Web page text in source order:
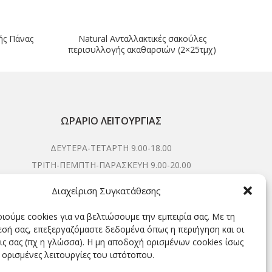
Διαχείριση Συγκατάθεσης
cookies για να βελτιώσουμε την εμπειρία σας. Με τη
σας, επεξεργαζόμαστε δεδομένα όπως η περιήγηση και οι
σας (πχ η γλώσσα). Η μη αποδοχή ορισμένων cookies ίσως
λειτουργίες του ιστότοπου.
Πάνας
Natural Aνταλλακτικές σακούλες
περισυλλογής ακαθαρσιών (2×25τμχ)
ΩΡΆΡΙΟ ΛΕΙΤΟΥΡΓΊΑΣ
ΔΕΥΤΕΡΑ-ΤΕΤΑΡΤΗ 9.00-18.00
ΤΡΙΤΗ-ΠΕΜΠΤΗ-ΠΑΡΑΣΚΕΥΗ 9.00-20.00
ΕΓΓΡΑΦΕΊΤΕ ΓΙΑ ΝΑ ΛΑΜΒΆΝΕΤΕ ΠΡΏΤΟΙ NΈΑ &
ΠΡΟΣΦΟΡΈΣ ΜΑΣ!